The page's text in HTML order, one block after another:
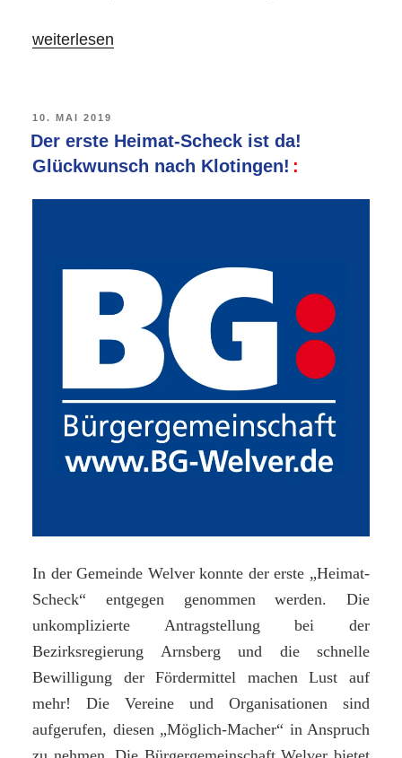
„LEADER-
Waschplatz
Schwefe“
bereits
in
weiterlesen
VERÖFFENTLICHT
AM
10. MAI 2019
Der erste Heimat-Scheck ist da!
Glückwunsch nach Klotingen!
In der Gemeinde Welver konnte der erste „Heimat-
Scheck“ entgegen genommen werden. Die
unkomplizierte Antragstellung bei der
Bezirksregierung Arnsberg und die schnelle
Bewilligung der Fördermittel machen Lust auf
mehr! Die Vereine und Organisationen sind
aufgerufen, diesen „Möglich-Macher“ in Anspruch